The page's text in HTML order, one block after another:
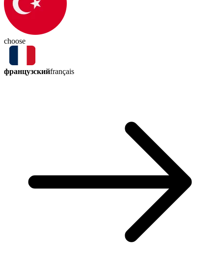
choose
французскийfrançais